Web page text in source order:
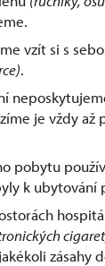
vzít si s
.
je vždy až
pobytu
k ubytování
zásahy